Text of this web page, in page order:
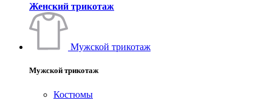
Женский трикотаж
Мужской трикотаж
Мужской трикотаж
Костюмы